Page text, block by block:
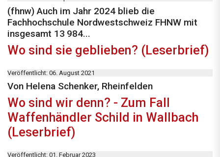
(fhnw) Auch im Jahr 2024 blieb die
Fachhochschule Nordwestschweiz FHNW mit
insgesamt 13 984...
Wo sind sie geblieben? (Leserbrief)
Veröffentlicht: 06. August 2021
Von Helena Schenker, Rheinfelden
Wo sind wir denn? - Zum Fall
Waffenhändler Schild in Wallbach
(Leserbrief)
Veröffentlicht: 01. Februar 2023